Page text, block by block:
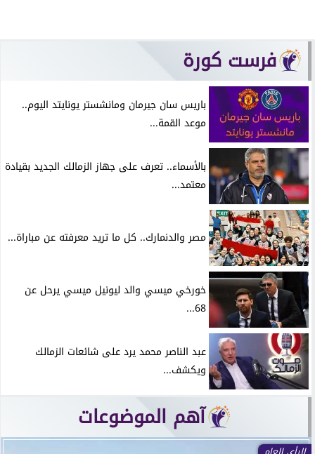
فرست كورة
باريس سان جيرمان ومانشستر يونايتد اليوم..
موعد القمة...
بالأسماء.. تعرف على جهاز الزمالك الجديد بقيادة
معتمد...
مصر والدنمارك.. كل ما تريد معرفته عن مباراة...
خورخي ميسي والد ليونيل ميسي يرحل عن
68...
عبد الناصر محمد يرد على شائعات الزمالك
ويكشف...
آهم الموضوعات